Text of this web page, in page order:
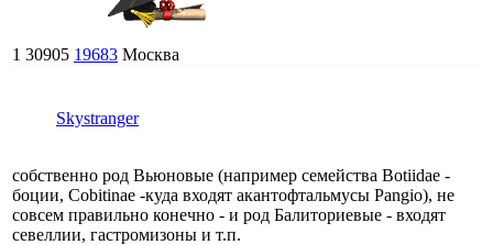
1 30905 19683 Москва
Skystranger
собственно род Вьюновые (например семейства Botiidae -
боции, Cobitinae -куда входят акантофтальмусы Pangio), не
совсем правильно конечно - и род Балиториевые - входят
севеллии, гастромизоны и т.п.